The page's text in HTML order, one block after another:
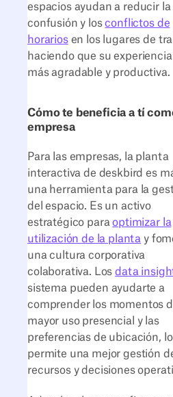
espacios ayudan a reducir la
confusión y losconflictos de
horariosen los lugares de
haciendo que su experiencia
más agradable y productiva.
Cómo te beneficia a tí
empresa
Para las empresas, la planta
interactiva de deskbird es
una herramienta para la
del espacio. Es un activo
estratégico paraoptimizar la
utilización de la planta y
una cultura corporativa
colaborativa. Losdata
sistema pueden ayudarte a
comprender los momentos
mayor uso presencial y las
preferencias de ubicación,
permite una mejor gestión
recursos y decisiones